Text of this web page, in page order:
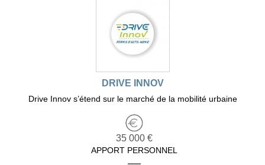
DRIVE INNOV
Drive Innov s’étend sur le marché de la mobilité urbaine
35 000 €
APPORT PERSONNEL